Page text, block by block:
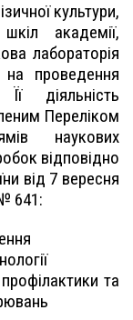
культури,
академії,
лабораторія
на проведення
діяльність
Переліком
наукових
відповідно
від 7 вересня
641:
та